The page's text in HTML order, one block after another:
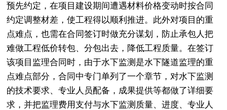
预先约定，在项目建设期间遭遇材料价格变动时按合同
约定调整材差，使工程得以顺利推进。此外对项目的重
点难点，也需在合同签订时做充分谋划，防止承包人把
难做工程低价转包、分包出去，降低工程质量。在签订
该项目监理合同时，由于水下监测是水下隧道监理的重
点难点部分，合同中专门单列了一个章节，对水下监测
的技术要求、专业人员配备，成果提供等都做了详细要
求，并把监理费用支付与水下监测质量、进度、专业人